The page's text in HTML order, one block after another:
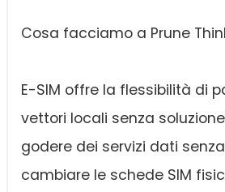
Cosa facciamo a Prune
E-SIM offre la flessibilità di
vettori locali senza
godere dei servizi dati
cambiare le schede SIM